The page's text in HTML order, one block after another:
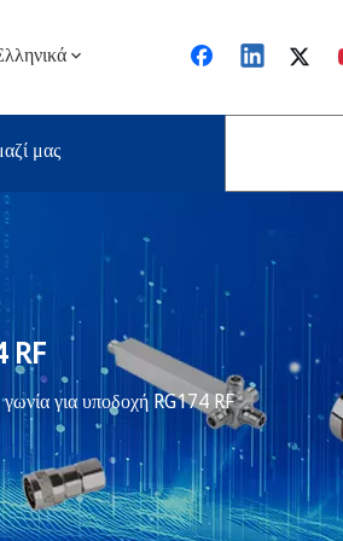
μας
RF
γωνία για υποδοχή RG174 RF